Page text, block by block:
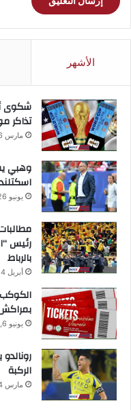
الأشهر
شكوى
تذاكر مونديال
مارس 26, 2026
وهبي
يونيو 26, 2026
رئيس
بالرباط
أبريل 14, 2026
الكوكب
يونيو 6, 2026
الركبة
مارس 24, 2026